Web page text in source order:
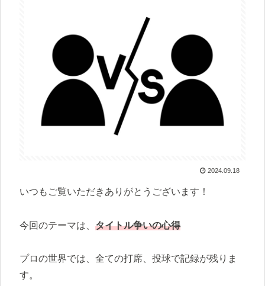
2024.09.18
いつもご覧いただきありがとうございます！
今回のテーマは、 タイトル争いの心得
プロの世界では、全ての打席、投球で記録が残りま
す。